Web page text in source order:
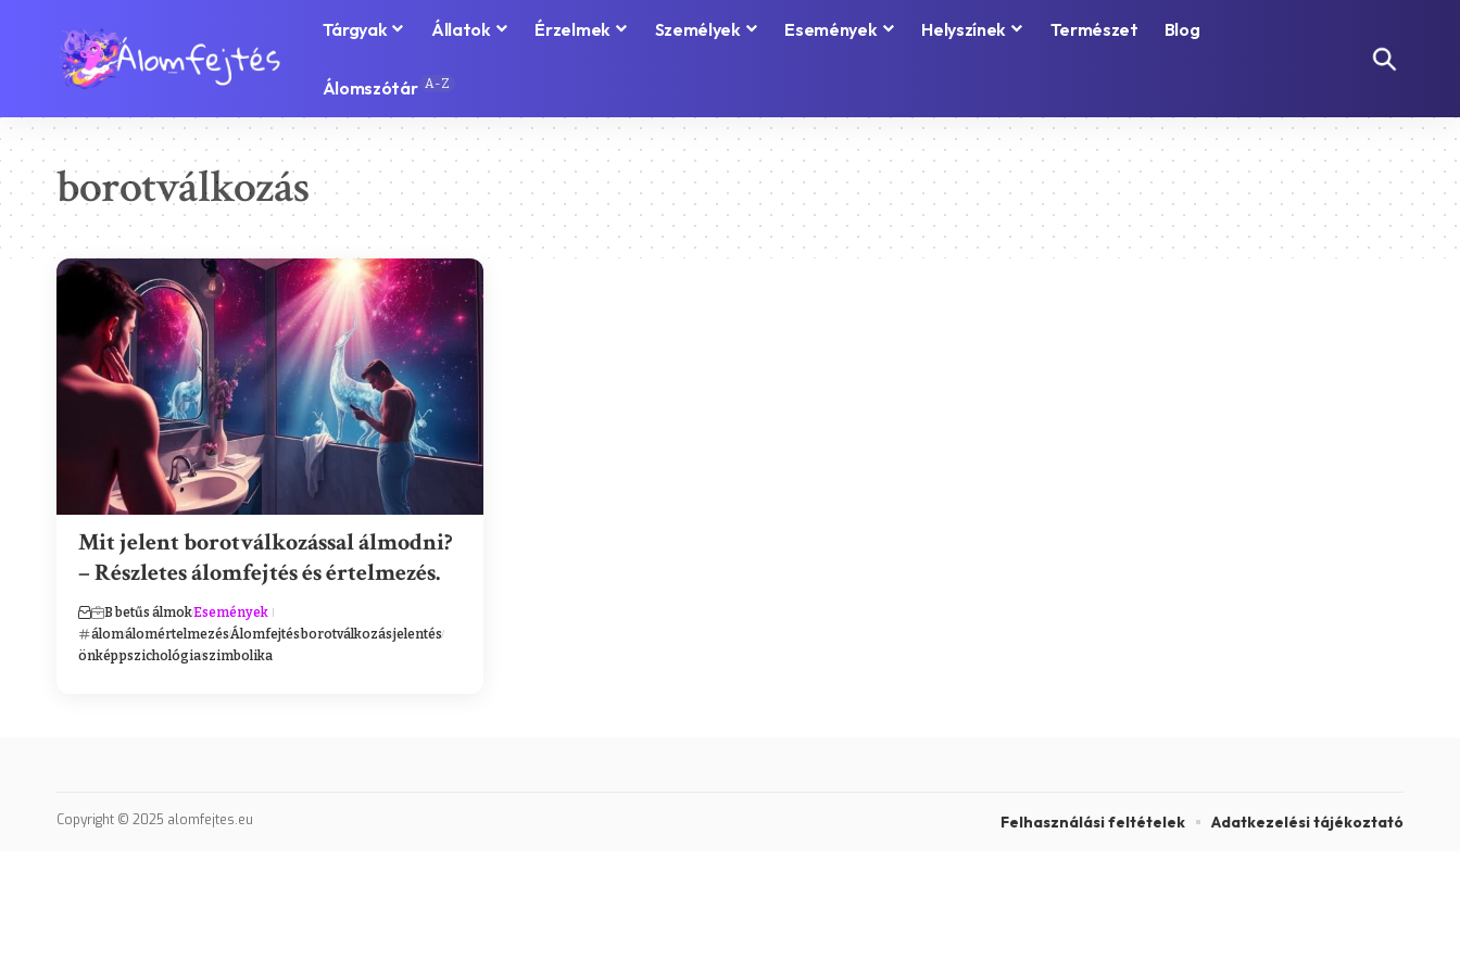
Tárgyak Állatok Érzelmek Személyek Események Helyszínek Természet Blog
Álomszótár A-Z
borotválkozás
Mit jelent borotválkozással álmodni?
– Részletes álomfejtés és értelmezés.
B betűs álmokEsemények
álomálomértelmezésÁlomfejtésborotválkozásjelentés
önképpszichológiaszimbolika
Copyright © 2025 alomfejtes.eu Felhasználási feltételek Adatkezelési tájékoztató